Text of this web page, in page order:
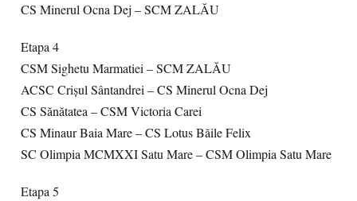
CS Minerul Ocna Dej – SCM ZALĂU
Etapa 4
CSM Sighetu Marmatiei – SCM ZALĂU
ACSC Crişul Sântandrei – CS Minerul Ocna Dej
CS Sănătatea – CSM Victoria Carei
CS Minaur Baia Mare – CS Lotus Băile Felix
SC Olimpia MCMXXI Satu Mare – CSM Olimpia Satu Mare
Etapa 5